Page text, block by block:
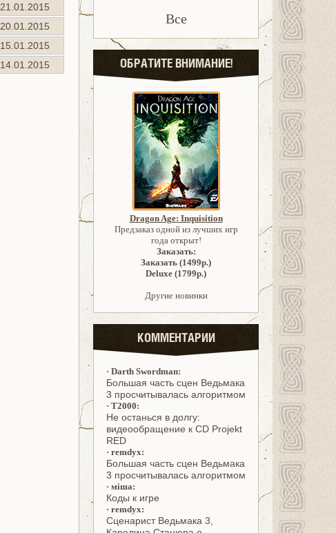
21.01.2015
20.01.2015
15.01.2015
14.01.2015
Все
ОБРАТИТЕ ВНИМАНИЕ!
Dragon Age: Inquisition
Предзаказ одной из лучших игр
года открыт!
Заказать:
Заказать (1499р.)
Deluxe (1799р.)
Другие новинки
КОММЕНТАРИИ
· Darth Swordman:
Большая часть сцен Ведьмака
3 просчитывалась алгоритмом
· T2000:
Не останься в долгу:
видеообращение к CD Projekt
RED
· remdyx:
Большая часть сцен Ведьмака
3 просчитывалась алгоритмом
· міша:
Коды к игре
· remdyx:
Cценарист Ведьмака 3,